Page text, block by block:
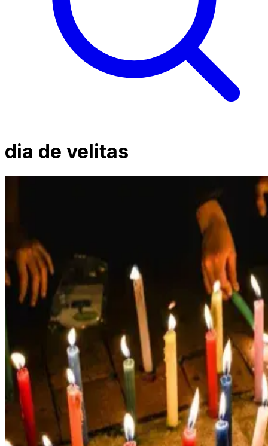
dia de velitas